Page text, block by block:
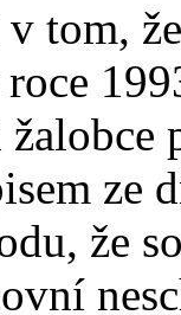
tom,
ze
že